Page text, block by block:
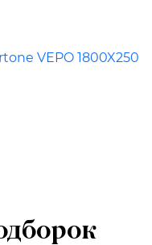
VEPO 1800X250